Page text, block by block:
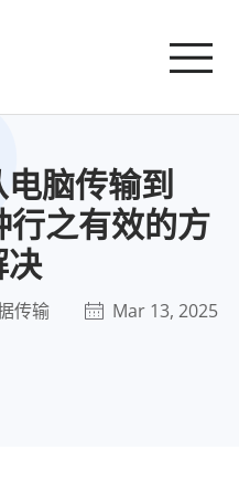
脑传输到
之有效的方
决
传输 Mar 13, 2025